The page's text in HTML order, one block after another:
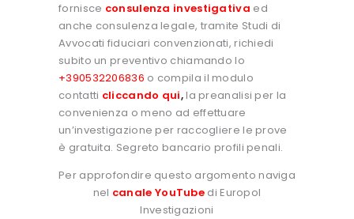
fornisce consulenza investigativa ed
anche consulenza legale, tramite Studi di
Avvocati fiduciari convenzionati, richiedi
subito un preventivo chiamando lo
+390532206836 o compila il modulo
contatti cliccando qui,la preanalisi per la
convenienza o meno ad effettuare
un’investigazione per raccogliere le prove
è gratuita. Segreto bancario profili penali.
Per approfondire questo argomento naviga
nel canale YouTube di Europol
Investigazioni